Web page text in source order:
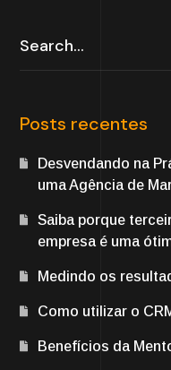
Posts recentes
Desvendando na
uma Agência de
Saiba porque
empresa é uma
Medindo os
Como utilizar o
Benefícios da